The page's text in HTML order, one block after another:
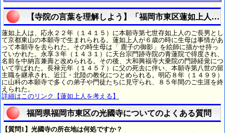
【寺院の言葉を理解しよう】「福岡市東区蓮如上人を
蓮如上人は、応永２２年（１４１５）に本願寺第七世存如上人のご長男とし
て京都東山の本願寺で生まれられる。蓮如上人が６歳の時に生母は事情があ
って本願寺を去られた。その時生母は「 鹿子の御影」を絵師に描かせ持っ
ていかれた。永享３年（１４３１）に天台宗門跡寺院の青蓮院で得度され、
名前を中納言兼壽と改められる。その後、大和興福寺大乗院の門跡経覚につ
いて学ばれた。長禄元年（１４５７）に父の死去に伴い、本願寺第八世の留
主職を継承され、近江・北陸の教化につとめられる。明応８年（１４９９）
に山科の本願寺で多くの弟子や門徒たちに見守られ、８５年間のご生涯を終
えられた。
詳細はこのリンク【蓮如上人を考える】
福岡県福岡市東区の光國寺についてのよくある質問
【質問1】光國寺の所在地は何処ですか？